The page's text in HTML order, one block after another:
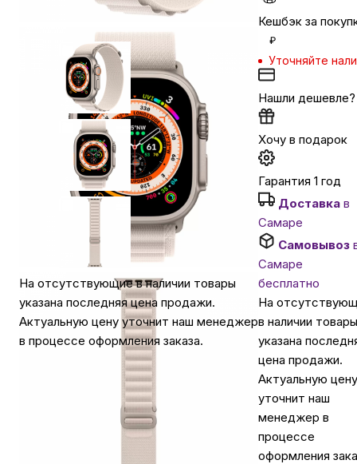
Для домашних питомцев
Умный дом и безопасность
Автомобильные аксессуары
Сервисный центр Apple в Самаре
Подарочные сертификаты
Аудио
На отсутствующие в наличии товары
указана последняя цена продажи.
Актуальную цену уточнит наш менеджер
в процессе оформления заказа.
Кешбэк за
₽
Уточняйте
Нашли дешевле?
Хочу в подарок
Гарантия 1 год
Доставка в
Самаре
Самовывоз
Самаре
бесплатно
На
в наличии товары
указана
цена продажи.
Актуальную цену
уточнит наш
менеджер в
процессе
оформления